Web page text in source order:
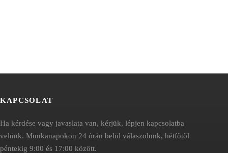
KAPCSOLAT
Ha kérdése vagy javaslata van, kérjük, lépjen kapcsolatba
velünk. Munkanapokon 24 órán belül válaszolunk, hétfőtől
péntekig 9:00 és 17:00 között.